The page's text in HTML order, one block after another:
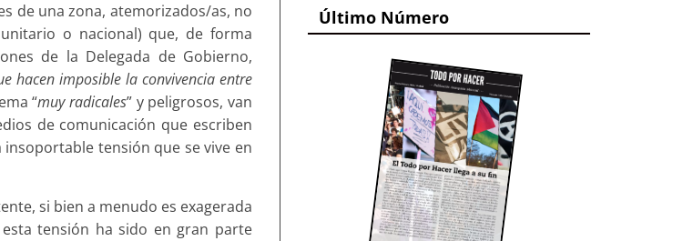
de una zona, atemorizados/as, no
o nacional) que, de forma
de la Delegada de Gobierno,
hacen imposible la convivencia entre
“muy radicales” y peligrosos, van
de comunicación que escriben
tensión que se vive en
si bien a menudo es exagerada
tensión ha sido en gran parte
Último Número